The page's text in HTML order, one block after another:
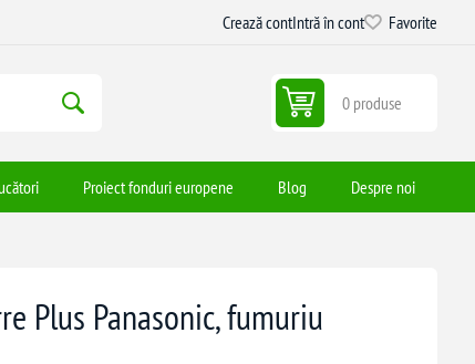
Crează contIntră în cont Favorite
0 produse
Proiect fonduri europene Blog Despre noi
Plus Panasonic, fumuriu